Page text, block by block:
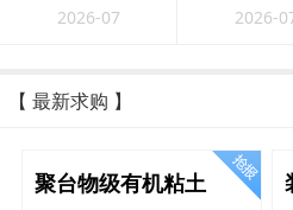
2026-07 2026-
【 最新求购 】
聚台物级有机粘土